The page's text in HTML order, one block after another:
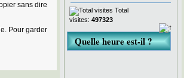
sans dire
Pour garder
Total
visites: 497323
Quelle heure est-il ?